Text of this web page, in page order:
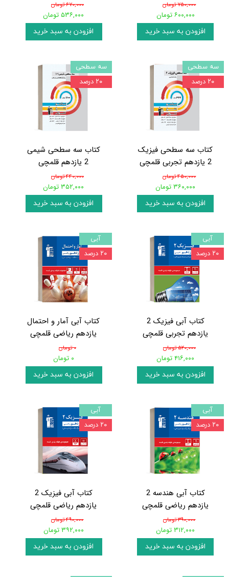
۷۵۰,۰۰۰ تومان
۶۰۰,۰۰۰ تومان
افزودن به سبد خرید
۶۷۰,۰۰۰ تومان
۵۳۶,۰۰۰ تومان
افزودن به سبد خرید
کتاب سه سطحی فیزیک
2 یازدهم تجربی قلمچی
۴۵۰,۰۰۰ تومان
۳۶۰,۰۰۰ تومان
افزودن به سبد خرید
سه سطحی
۲۰ درصد
کتاب سه سطحی شیمی
2 یازدهم قلمچی
۴۴۰,۰۰۰ تومان
۳۵۲,۰۰۰ تومان
افزودن به سبد خرید
سه سطحی
۲۰ درصد
کتاب آبی فیزیک 2
یازدهم تجربی قلمچی
۵۲۰,۰۰۰ تومان
۴۱۶,۰۰۰ تومان
افزودن به سبد خرید
آبی
۲۰ درصد
کتاب آبی آمار و احتمال
یازدهم ریاضی قلمچی
۰ تومان
۰ تومان
افزودن به سبد خرید
آبی
۲۰ درصد
کتاب آبی هندسه 2
یازدهم ریاضی قلمچی
۳۹۰,۰۰۰ تومان
۳۱۲,۰۰۰ تومان
افزودن به سبد خرید
آبی
۲۰ درصد
کتاب آبی فیزیک 2
یازدهم ریاضی قلمچی
۴۹۰,۰۰۰ تومان
۳۹۲,۰۰۰ تومان
افزودن به سبد خرید
آبی
۲۰ درصد